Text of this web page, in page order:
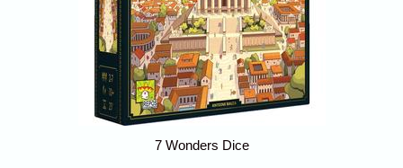
7 Wonders Dice